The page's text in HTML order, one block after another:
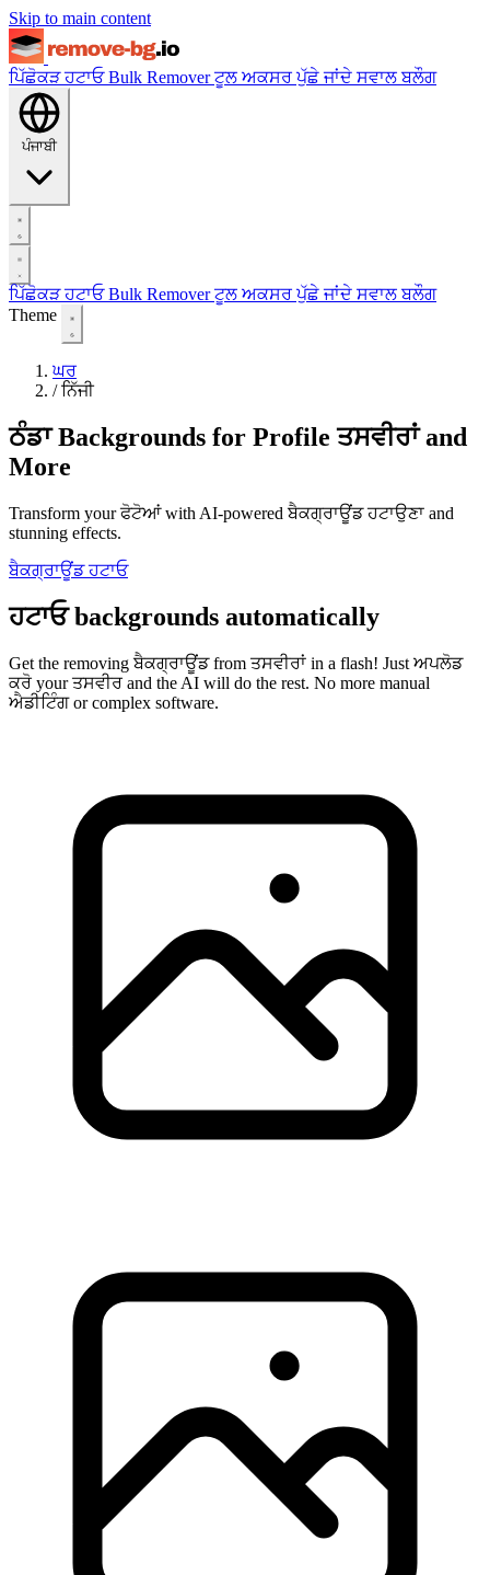
Skip to main content
ਪਿੱਛੋਕੜ ਹਟਾਓBulk Removerਟੂਲ ਅਕਸਰ ਪੁੱਛੇ ਜਾਂਦੇ ਸਵਾਲਬਲੌਗ
ਪੰਜਾਬੀ
ਪਿੱਛੋਕੜ ਹਟਾਓBulk Removerਟੂਲ ਅਕਸਰ ਪੁੱਛੇ ਜਾਂਦੇ ਸਵਾਲਬਲੌਗ
Theme
ਘਰ
/ ਨਿੱਜੀ
ਠੰਡਾ Backgrounds for Profile ਤਸਵੀਰਾਂ and
More
Transform your ਫੋਟੋਆਂ with AI-powered ਬੈਕਗ੍ਰਾਊਂਡ ਹਟਾਉਣਾ and
stunning effects.
ਬੈਕਗ੍ਰਾਊਂਡ ਹਟਾਓ
ਹਟਾਓ backgrounds automatically
Get the removing ਬੈਕਗ੍ਰਾਊਂਡ from ਤਸਵੀਰਾਂ in a flash! Just ਅਪਲੋਡ
ਕਰੋ your ਤਸਵੀਰ and the AI will do the rest. No more manual
ਐਡੀਟਿੰਗ or complex software.